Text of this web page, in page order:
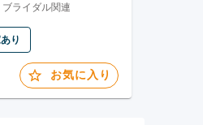
ブライダル関連
り
お気に入り